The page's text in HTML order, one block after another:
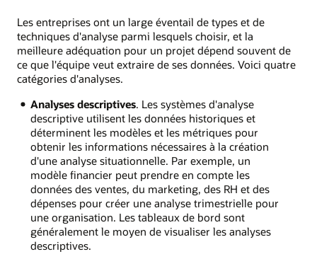
Les entreprises ont un large éventail de types et de
techniques d'analyse parmi lesquels choisir, et la
meilleure adéquation pour un projet dépend souvent de
ce que l'équipe veut extraire de ses données. Voici quatre
catégories d'analyses.
Analyses descriptives. Les systèmes d'analyse
descriptive utilisent les données historiques et
déterminent les modèles et les métriques pour
obtenir les informations nécessaires à la création
d'une analyse situationnelle. Par exemple, un
modèle financier peut prendre en compte les
données des ventes, du marketing, des RH et des
dépenses pour créer une analyse trimestrielle pour
une organisation. Les tableaux de bord sont
généralement le moyen de visualiser les analyses
descriptives.